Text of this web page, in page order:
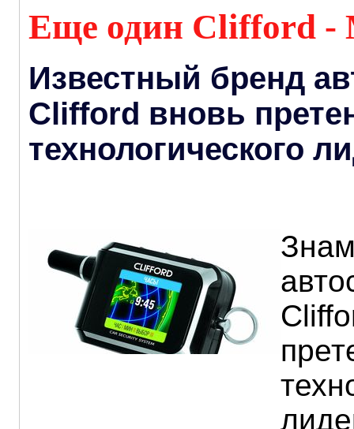
Еще один Clifford -
Известный бренд
Clifford вновь
технологического